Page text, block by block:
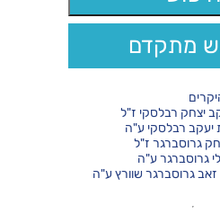
מתקדם
יצחק רבלסקי ז"ל
יעקב רבלסקי ע"ה
גרוסברגר ז"ל
גרוסברגר ע"ה
גרוסברגר שוורץ ע"ה